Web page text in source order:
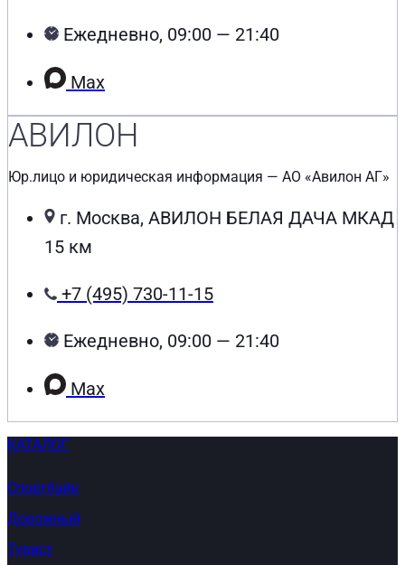
Ежедневно, 09:00 — 21:40
Max
АВИЛОН
Юр.лицо и юридическая информация — АО «Авилон АГ»
г. Москва, АВИЛОН БЕЛАЯ ДАЧА МКАД
15 км
+7 (495) 730-11-15
Ежедневно, 09:00 — 21:40
Max
КАТАЛОГ
Спортбайк
Дорожный
Турист